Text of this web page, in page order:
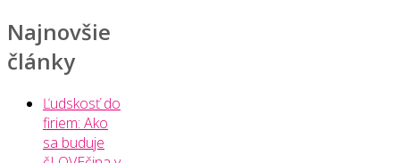
Najnovšie
články
Ľudskosť do
firiem: Ako
sa buduje